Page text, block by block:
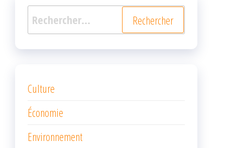
Rechercher :
Culture
Économie
Environnement